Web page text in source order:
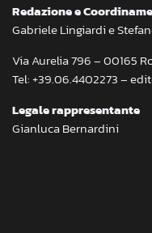
Redazione e
Gabriele Lingiardi e
Via Aurelia 796 – 00165
Tel: +39.06.4402273 –
Legale rappresentante
Gianluca Bernardini